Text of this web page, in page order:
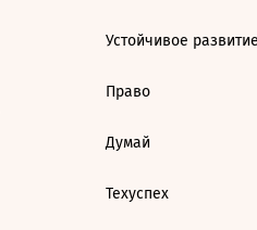
Устойчивое
Право
Думай
Техуспех